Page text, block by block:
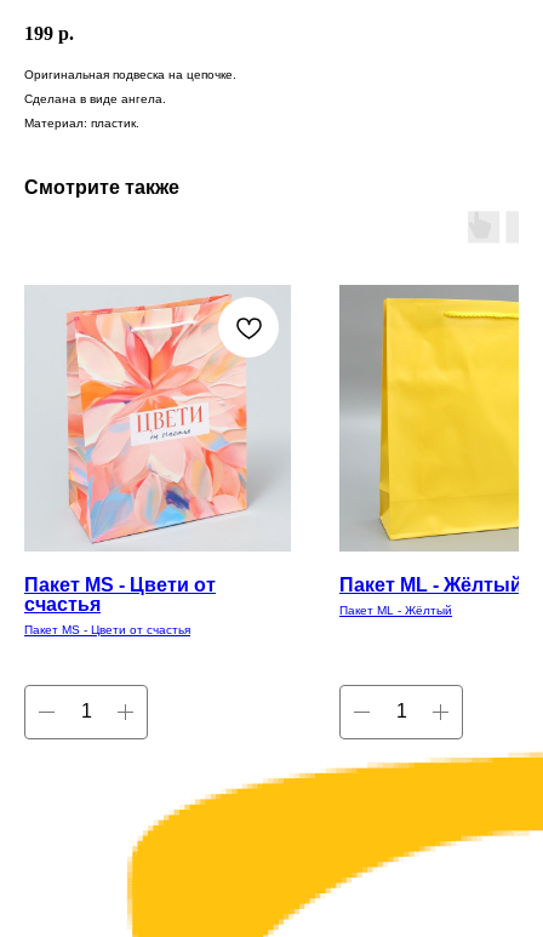
199 р.
Оригинальная подвеска на цепочке.
Сделана в виде ангела.
Материал: пластик.
Смотрите также
Пакет MS - Цвети от
счастья
Пакет MS - Цвети от счастья
Пакет ML - Жёлтый
Пакет ML - Жёлтый